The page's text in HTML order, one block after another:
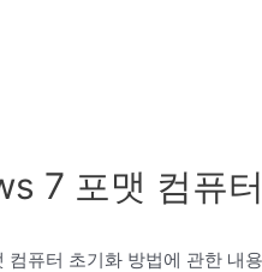
7 포맷 컴퓨
퓨터 초기화 방법에 관한 내